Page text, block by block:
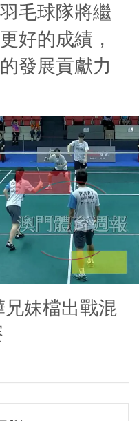
毛球隊將繼
好的成績，
發展貢獻力
妹檔出戰混